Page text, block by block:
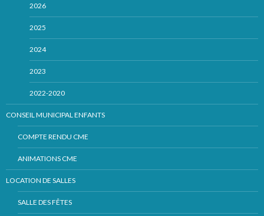
2026
2025
2024
2023
2022-2020
CONSEIL MUNICIPAL ENFANTS
COMPTE RENDU CME
ANIMATIONS CME
LOCATION DE SALLES
SALLE DES FÊTES